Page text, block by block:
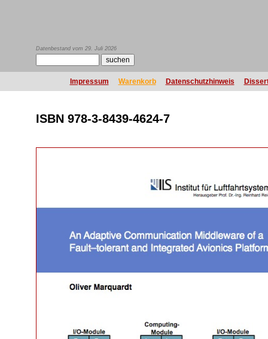
Datenbestand vom 29. Juli 2026
Impressum Warenkorb Datenschutzhinweis
ISBN 978-3-8439-4624-7